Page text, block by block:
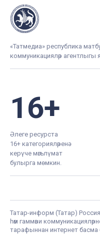
«Татмедиа» республика
коммуникацияләр агентлыгы
16+
Әлеге ресурста
16+ категорияләренә
керүче мәгълүмат
булырга мөмкин.
Татар-информ (Татар)
һәм гаммәви
тарафыннан интернет басма